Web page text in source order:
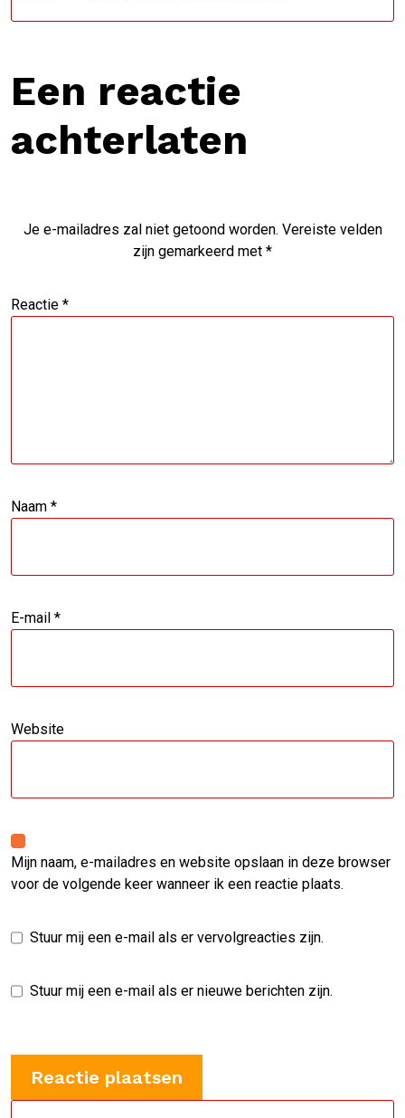
Een reactie
achterlaten
Je e-mailadres zal niet getoond worden. Vereiste velden
zijn gemarkeerd met *
Reactie *
Naam *
E-mail *
Website
Mijn naam, e-mailadres en website opslaan in deze browser
voor de volgende keer wanneer ik een reactie plaats.
Stuur mij een e-mail als er vervolgreacties zijn.
Stuur mij een e-mail als er nieuwe berichten zijn.